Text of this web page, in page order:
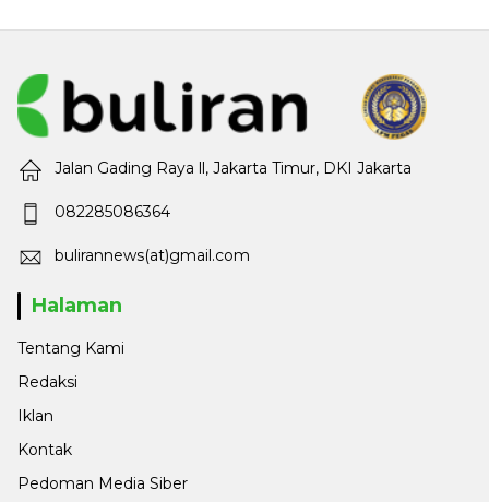
Jalan Gading Raya ll, Jakarta Timur, DKI Jakarta
082285086364
bulirannews(at)gmail.com
Halaman
Tentang Kami
Redaksi
Iklan
Kontak
Pedoman Media Siber